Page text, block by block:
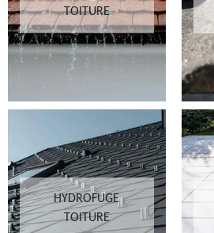
TOITURE
HYDROFUGE
TOITURE